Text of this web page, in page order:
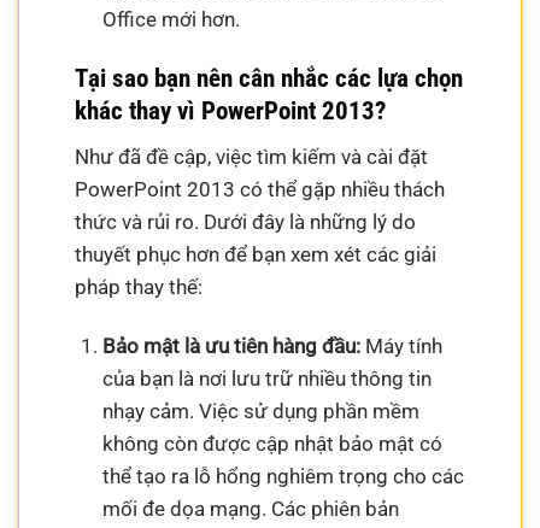
Office mới hơn.
Tại sao bạn nên cân nhắc các lựa chọn
khác thay vì PowerPoint 2013?
Như đã đề cập, việc tìm kiếm và cài đặt
PowerPoint 2013 có thể gặp nhiều thách
thức và rủi ro. Dưới đây là những lý do
thuyết phục hơn để bạn xem xét các giải
pháp thay thế:
Bảo mật là ưu tiên hàng đầu:Máy tính
của bạn là nơi lưu trữ nhiều thông tin
nhạy cảm. Việc sử dụng phần mềm
không còn được cập nhật bảo mật có
thể tạo ra lỗ hổng nghiêm trọng cho các
mối đe dọa mạng. Các phiên bản